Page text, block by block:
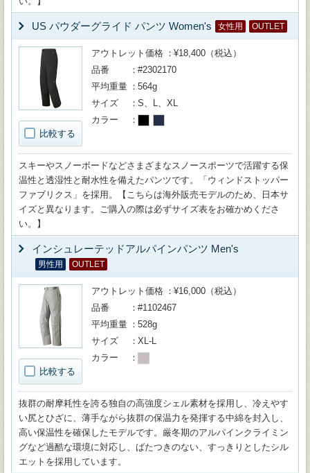
US パウダーグライド パンツ Women's 女性用 OUTLET
比較する
アウトレット価格
¥18,400（税込）
品番
#2302170
平均重量
564g
サイズ
S、L、XL
カラー
スキーやスノーボードなどさまざまなスノースポーツで活躍する保
温性と透湿性と耐水性を備えたパンツです。「ウィンドストッパー
ファブリクス」を採用。【こちらは海外販売モデルのため、日本サ
イズと異なります。ご購入の際は必ずサイズ表をお確かめくださ
い。】
インシュレーテッドアルパインパンツ Men's
男性用 OUTLET
比較する
アウトレット価格
¥16,000（税込）
品番
#1102467
平均重量
528g
サイズ
XL-L
カラー
抜群の耐摩耗性を誇る独自の高強度シェル素材を採用し、冷えやす
い尻とひざに、薄手ながら抜群の保温力を発揮する中綿を封入し、
高い保温性を確保したモデルです。厳冬期のアルパインクライミン
グなど過酷な環境に対応し、ばたつきのない、すっきりとしたシル
エットを採用しています。